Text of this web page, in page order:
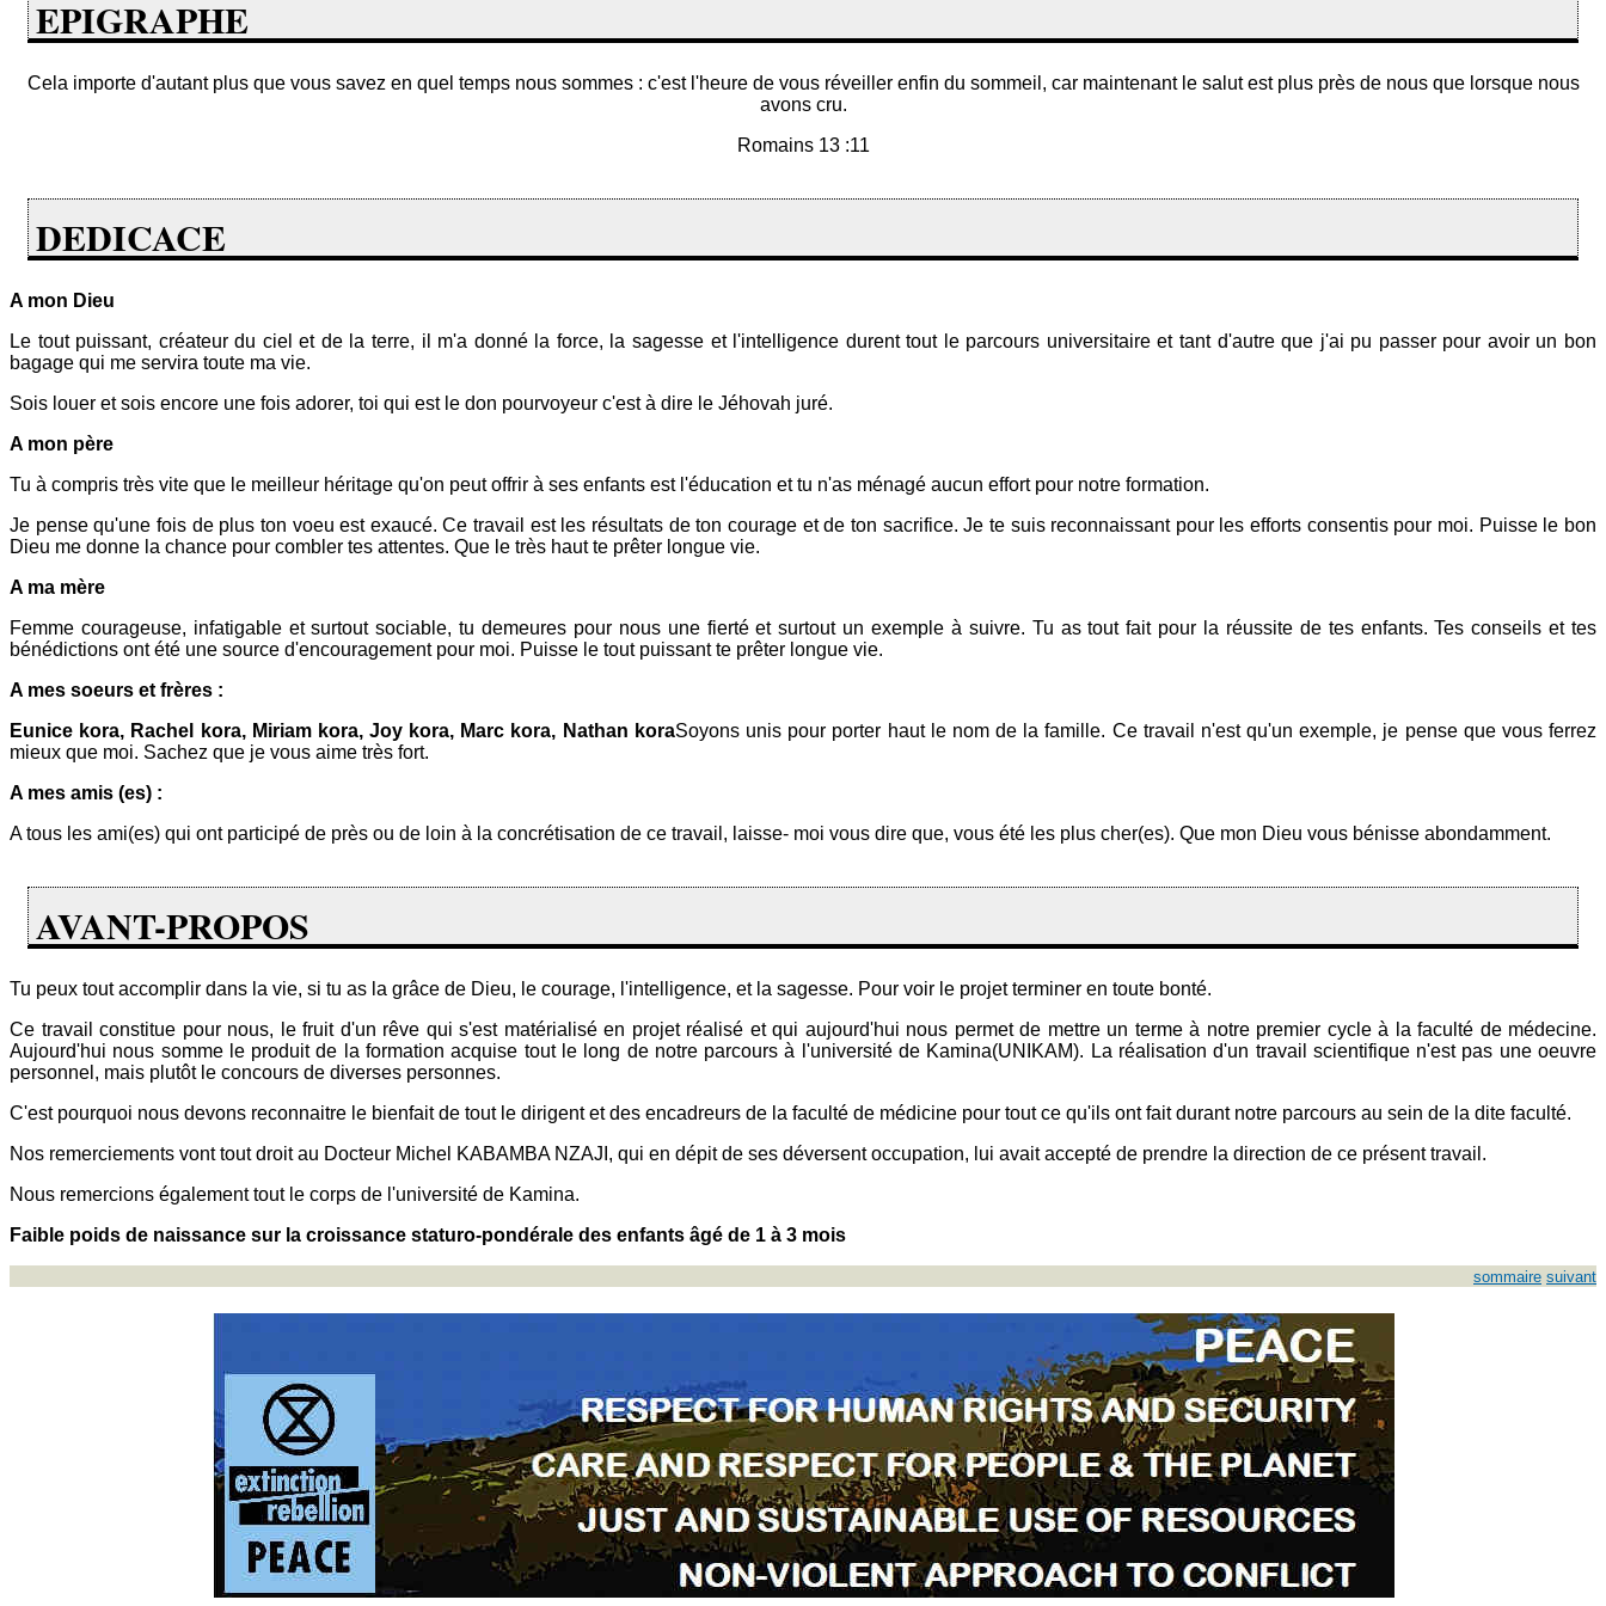
EPIGRAPHE
Cela importe d'autant plus que vous savez en quel temps nous sommes : c'est l'heure de vous réveiller enfin du sommeil, car maintenant le salut est plus près de nous que lorsque nous
avons cru.
Romains 13 :11
DEDICACE
A mon Dieu
Le tout puissant, créateur du ciel et de la terre, il m'a donné la force, la sagesse et l'intelligence durent tout le parcours universitaire et tant d'autre que j'ai pu passer pour avoir un bon
bagage qui me servira toute ma vie.
Sois louer et sois encore une fois adorer, toi qui est le don pourvoyeur c'est à dire le Jéhovah juré.
A mon père
Tu à compris très vite que le meilleur héritage qu'on peut offrir à ses enfants est l'éducation et tu n'as ménagé aucun effort pour notre formation.
Je pense qu'une fois de plus ton voeu est exaucé. Ce travail est les résultats de ton courage et de ton sacrifice. Je te suis reconnaissant pour les efforts consentis pour moi. Puisse le bon
Dieu me donne la chance pour combler tes attentes. Que le très haut te prêter longue vie.
A ma mère
Femme courageuse, infatigable et surtout sociable, tu demeures pour nous une fierté et surtout un exemple à suivre. Tu as tout fait pour la réussite de tes enfants. Tes conseils et tes
bénédictions ont été une source d'encouragement pour moi. Puisse le tout puissant te prêter longue vie.
A mes soeurs et frères :
Eunice kora, Rachel kora, Miriam kora, Joy kora, Marc kora, Nathan koraSoyons unis pour porter haut le nom de la famille. Ce travail n'est qu'un exemple, je pense que vous ferrez
mieux que moi. Sachez que je vous aime très fort.
A mes amis (es) :
A tous les ami(es) qui ont participé de près ou de loin à la concrétisation de ce travail, laisse- moi vous dire que, vous été les plus cher(es). Que mon Dieu vous bénisse abondamment.
AVANT-PROPOS
Tu peux tout accomplir dans la vie, si tu as la grâce de Dieu, le courage, l'intelligence, et la sagesse. Pour voir le projet terminer en toute bonté.
Ce travail constitue pour nous, le fruit d'un rêve qui s'est matérialisé en projet réalisé et qui aujourd'hui nous permet de mettre un terme à notre premier cycle à la faculté de médecine.
Aujourd'hui nous somme le produit de la formation acquise tout le long de notre parcours à l'université de Kamina(UNIKAM). La réalisation d'un travail scientifique n'est pas une oeuvre
personnel, mais plutôt le concours de diverses personnes.
C'est pourquoi nous devons reconnaitre le bienfait de tout le dirigent et des encadreurs de la faculté de médicine pour tout ce qu'ils ont fait durant notre parcours au sein de la dite faculté.
Nos remerciements vont tout droit au Docteur Michel KABAMBA NZAJI, qui en dépit de ses déversent occupation, lui avait accepté de prendre la direction de ce présent travail.
Nous remercions également tout le corps de l'université de Kamina.
Faible poids de naissance sur la croissance staturo-pondérale des enfants âgé de 1 à 3 mois
sommaire suivant